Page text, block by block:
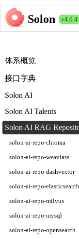
Solon v4.0.4
体系概览
接口字典
Solon AI
Solon AI Talents
Solon AI RAG
solon-ai-repo-chroma
solon-ai-repo-weaviate
solon-ai-repo-dashvector
solon-ai-repo-elasticsearch
solon-ai-repo-milvus
solon-ai-repo-mysql
solon-ai-repo-opensearch